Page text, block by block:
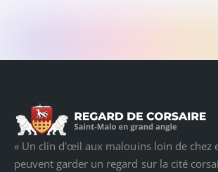
« Un clin d'œil aux malouins loin de chez
peuvent garder un regard sur la cité